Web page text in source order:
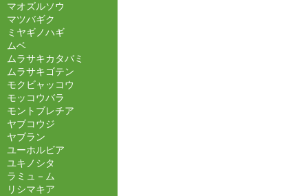
マオズルソウ
マツバギク
ミヤギノハギ
ムベ
ムラサキカタバミ
ムラサキゴテン
モクビャッコウ
モッコウバラ
モントブレチア
ヤブコウジ
ヤブラン
ユーホルビア
ユキノシタ
ラミュ－ム
リシマキア